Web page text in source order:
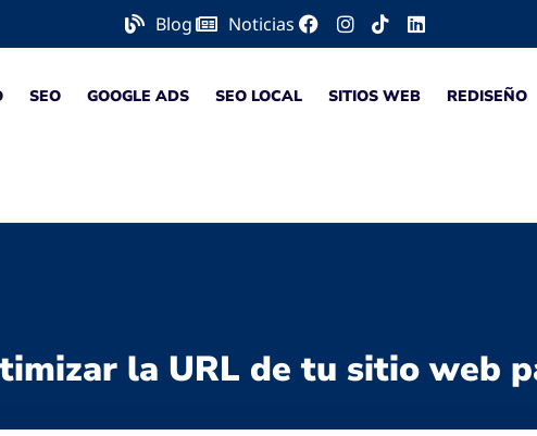
Blog Noticias
SEO GOOGLE ADS SEO LOCAL SITIOS WEB REDISEÑO
la URL de tu sitio web